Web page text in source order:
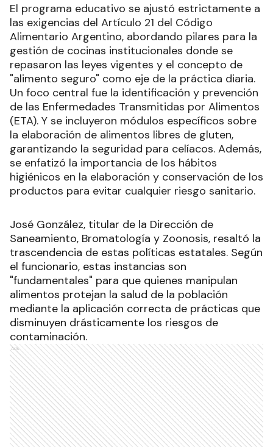
El programa educativo se ajustó estrictamente a
las exigencias del Artículo 21 del Código
Alimentario Argentino, abordando pilares para la
gestión de cocinas institucionales donde se
repasaron las leyes vigentes y el concepto de
"alimento seguro" como eje de la práctica diaria.
Un foco central fue la identificación y prevención
de las Enfermedades Transmitidas por Alimentos
(ETA). Y se incluyeron módulos específicos sobre
la elaboración de alimentos libres de gluten,
garantizando la seguridad para celíacos. Además,
se enfatizó la importancia de los hábitos
higiénicos en la elaboración y conservación de los
productos para evitar cualquier riesgo sanitario.
José González, titular de la Dirección de
Saneamiento, Bromatología y Zoonosis, resaltó la
trascendencia de estas políticas estatales. Según
el funcionario, estas instancias son
"fundamentales" para que quienes manipulan
alimentos protejan la salud de la población
mediante la aplicación correcta de prácticas que
disminuyen drásticamente los riesgos de
contaminación.
Ads